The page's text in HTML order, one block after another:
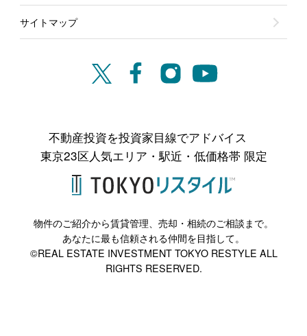
サイトマップ
不動産投資を投資家目線でアドバイス
東京23区人気エリア・駅近・低価格帯 限定
物件のご紹介から賃貸管理、売却・相続のご相談まで。
あなたに最も信頼される仲間を目指して。
©REAL ESTATE INVESTMENT TOKYO RESTYLE ALL
RIGHTS RESERVED.